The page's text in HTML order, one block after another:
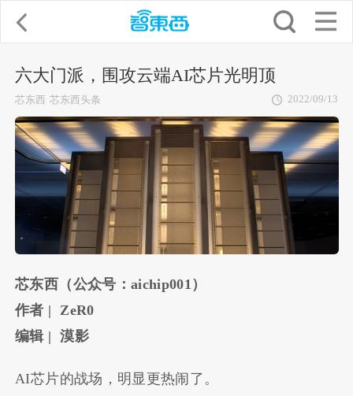
六大门派，围攻云端AI芯片光明顶
芯东西 芯东西头条 2022/09/13
芯东西（公众号：aichip001）
作者 | ZeR0
编辑 | 漠影
AI芯片的战场，明显更热闹了。